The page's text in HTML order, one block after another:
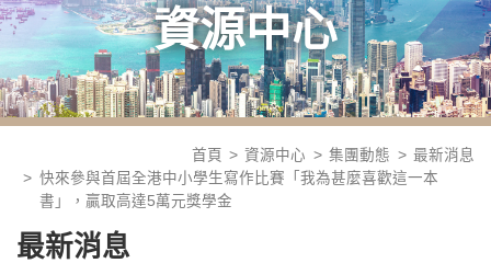
資源中心
首頁 資源中心 集團動態
最新消息
快來參與首屆全港中小學生寫作比賽「我為甚麼喜歡這一本
書」，贏取高達5萬元獎學金
最新消息